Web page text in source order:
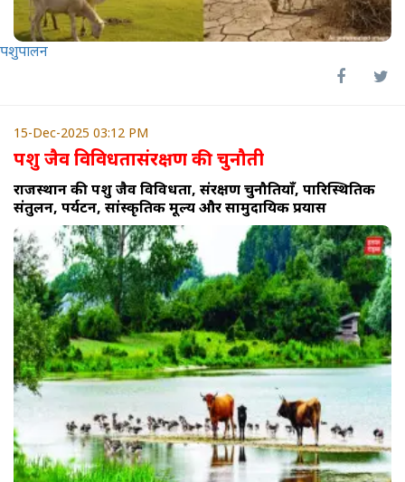
पशुपालन
15-Dec-2025 03:12 PM
पशु जैव विविधतासंरक्षण की चुनौती
राजस्थान की पशु जैव विविधता, संरक्षण चुनौतियाँ, पारिस्थितिक
संतुलन, पर्यटन, सांस्कृतिक मूल्य और सामुदायिक प्रयास